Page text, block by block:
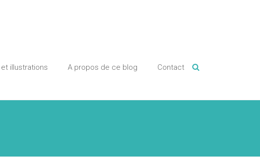
illustrations A propos de ce blog Contact